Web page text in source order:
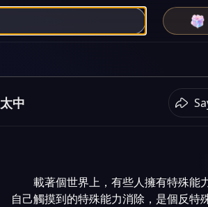
太中
載著個世界上，有些人擁有特殊能
自己觸摸到的特殊能力消除，是個反特